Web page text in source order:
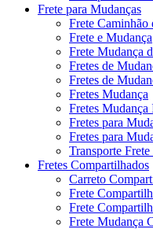
Frete para Mudanças
Frete Caminhão
Frete e Mudança
Frete Mudança
Fretes de
Fretes de
Fretes Mudança
Fretes Mudança
Fretes para
Fretes para
Transporte
Fretes Compartilhados
Carreto
Frete
Frete
Frete Mudança